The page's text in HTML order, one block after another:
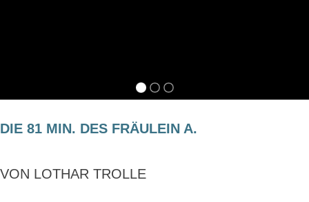
DIE 81 MIN. DES FRÄULEIN A.
VON LOTHAR TROLLE